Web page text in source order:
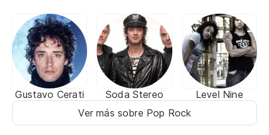
Gustavo Cerati Soda Stereo
Level Nine
Ver más sobre Pop Rock